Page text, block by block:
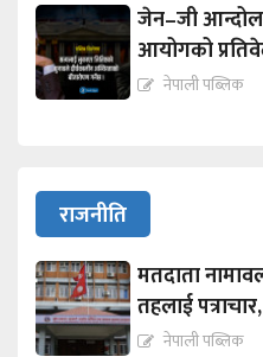
जेन–जी
आयोगको
नेपाली पब्लिक
राजनीति
मतदाता
तहलाई
नेपाली पब्लिक